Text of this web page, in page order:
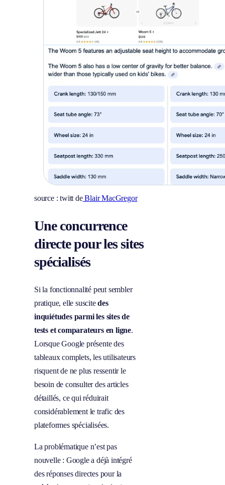
source : twitt deBlair MacGregor
Une concurrence
directe pour les sites
spécialisés
Si la fonctionnalité peut sembler
pratique, elle suscitedes
inquiétudes parmi les sites de
tests et comparateurs en ligne.
Lorsque Google présente des
tableaux complets, les utilisateurs
risquent de ne plus ressentir le
besoin de consulter des articles
détaillés, ce qui réduirait
considérablement le trafic des
plateformes spécialisées.
La problématique n’est pas
nouvelle : Google a déjà intégré
des réponses directes pour la